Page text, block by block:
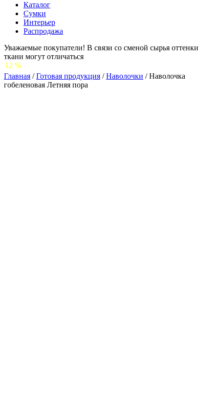
Каталог
Сумки
Интерьер
Распродажа
Уважаемые покупатели! В связи со сменой сырья оттенки
ткани могут отличаться
Главная /Готовая продукция /Наволочки /Наволочка
гобеленовая Летняя пора